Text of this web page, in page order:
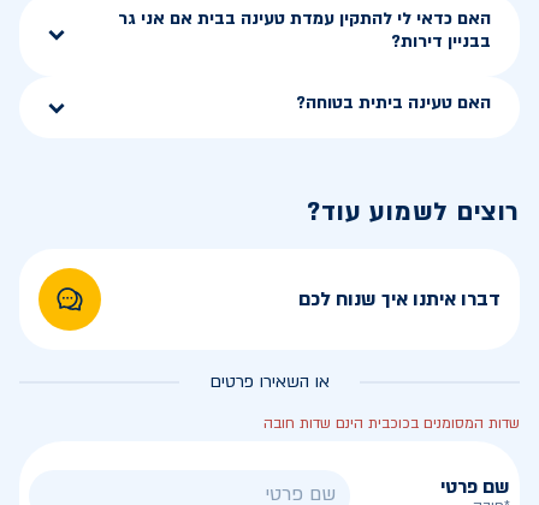
האם כדאי לי להתקין עמדת טעינה בבית אם אני גר
בבניין דירות?
האם טעינה ביתית בטוחה?
רוצים לשמוע עוד?
דברו איתנו איך שנוח לכם
או השאירו פרטים
שדות המסומנים בכוכבית הינם שדות חובה
שם פרטי